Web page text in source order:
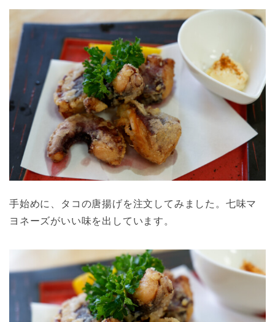
手始めに、タコの唐揚げを注文してみました。七味マ
ヨネーズがいい味を出しています。